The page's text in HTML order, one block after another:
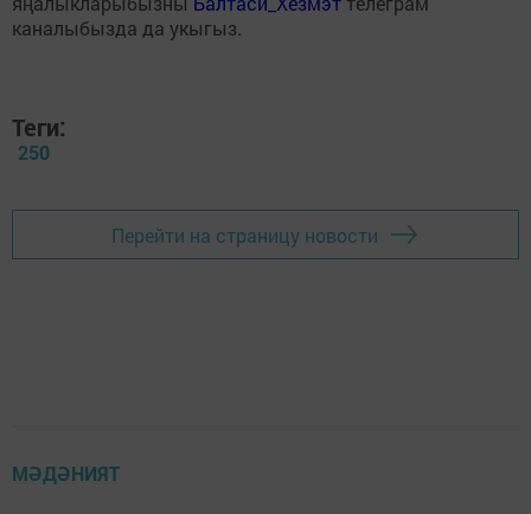
каналыбызда да укыгыз.
Теги:
250
Перейти на страницу новости
МӘДӘНИЯТ